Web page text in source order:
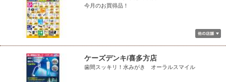
今月のお買得品！
ケーズデンキ/喜多方店
歯間スッキリ！水みがき オーラルスマイル